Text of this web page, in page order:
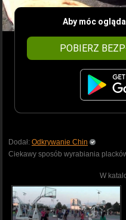
Aby móc
POBIERZ
Dodał: Odkrywanie Chin
Ciekawy sposób wyrabiania
W